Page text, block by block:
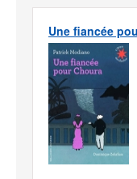
Une fiancée